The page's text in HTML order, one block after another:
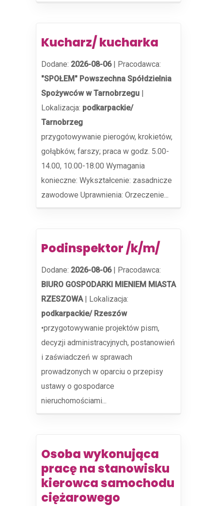
Kucharz/ kucharka
Dodane: 2026-08-06| Pracodawca:
"SPOŁEM" Powszechna Spółdzielnia
Spożywców w Tarnobrzegu |
Lokalizacja: podkarpackie/
Tarnobrzeg
przygotowywanie pierogów, krokietów,
gołąbków, farszy; praca w godz. 5.00-
14.00, 10.00-18.00 Wymagania
konieczne: Wykształcenie: zasadnicze
zawodowe Uprawnienia: Orzeczenie...
Podinspektor /k/m/
Dodane: 2026-08-06| Pracodawca:
BIURO GOSPODARKI MIENIEM MIASTA
RZESZOWA| Lokalizacja:
podkarpackie/ Rzeszów
•przygotowywanie projektów pism,
decyzji administracyjnych, postanowień
i zaświadczeń w sprawach
prowadzonych w oparciu o przepisy
ustawy o gospodarce
nieruchomościami...
Osoba wykonująca
pracę na stanowisku
kierowca samochodu
ciężarowego